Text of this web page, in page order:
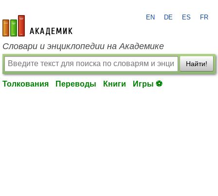
academic.ru
EN DE ES FR
Словари и энциклопедии на Академике
Найти!
Толкования Переводы Книги Игры ⚽